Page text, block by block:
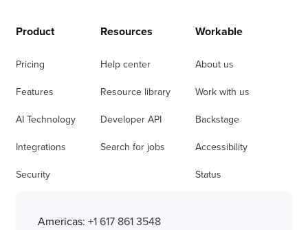
Product
Pricing
Features
AI Technology
Integrations
Security
Resources
Help center
Resource library
Developer API
Search for jobs
Workable
About us
Work with us
Backstage
Accessibility
Status
Americas: +1 617 861 3548